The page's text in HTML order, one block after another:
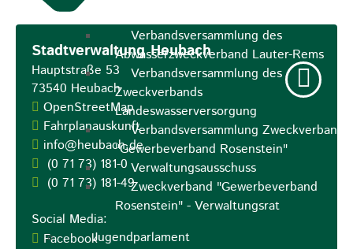
Verbandsversammlung des
Abwasserzweckverband Lauter-Rems
Verbandsversammlung des
Zweckverbands
Landeswasserversorgung
Verbandsversammlung Zweckverband
"Gewerbeverband Rosenstein"
Verwaltungsausschuss
Zweckverband "Gewerbeverband
Rosenstein" - Verwaltungsrat
Jugendparlament
Stadtverwaltung Heubach
Hauptstraße 53
73540 Heubach
OpenStreetMap
Fahrplanauskunft
info@heubach.de
(0 71 73) 181-0
(0 71 73) 181-49
Social Media:
Facebook